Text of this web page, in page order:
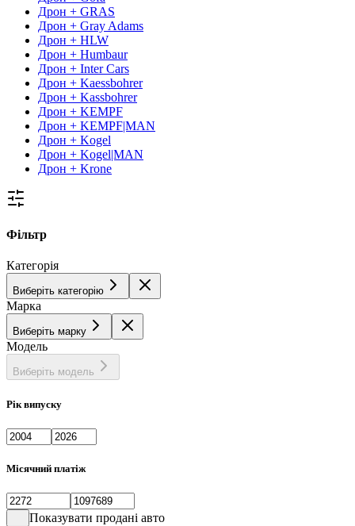
Дрон + GRAS
Дрон + Gray Adams
Дрон + HLW
Дрон + Humbaur
Дрон + Inter Cars
Дрон + Kaessbohrer
Дрон + Kassbohrer
Дрон + KEMPF
Дрон + KEMPF|MAN
Дрон + Kogel
Дрон + Kogel|MAN
Дрон + Krone
Фільтр
Категорія
Виберіть категорію
Марка
Виберіть марку
Модель
Виберіть модель
Рік випуску
Місячний платіж
Показувати продані авто